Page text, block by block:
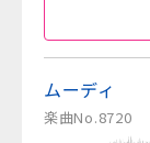
ムーディ
楽曲No.8720